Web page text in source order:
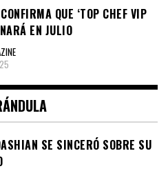
QUE ‘TOP CHEF VIP
EN JULIO
SE SINCERÓ SOBRE SU